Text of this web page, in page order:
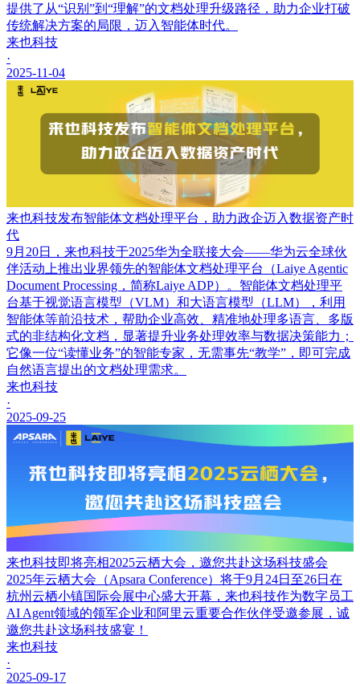
提供了从“识别”到“理解”的文档处理升级路径，助力企业打破
传统解决方案的局限，迈入智能体时代。
来也科技
·
2025-11-04
来也科技发布智能体文档处理平台，助力政企迈入数据资产时
代
9月20日，来也科技于2025华为全联接大会——华为云全球伙
伴活动上推出业界领先的智能体文档处理平台（Laiye Agentic
Document Processing，简称Laiye ADP）。智能体文档处理平
台基于视觉语言模型（VLM）和大语言模型（LLM），利用
智能体等前沿技术，帮助企业高效、精准地处理多语言、多版
式的非结构化文档，显著提升业务处理效率与数据决策能力；
它像一位“读懂业务”的智能专家，无需事先“教学”，即可完成
自然语言提出的文档处理需求。
来也科技
·
2025-09-25
来也科技即将亮相2025云栖大会，邀您共赴这场科技盛会
2025年云栖大会（Apsara Conference）将于9月24日至26日在
杭州云栖小镇国际会展中心盛大开幕，来也科技作为数字员工
AI Agent领域的领军企业和阿里云重要合作伙伴受邀参展，诚
邀您共赴这场科技盛宴！
来也科技
·
2025-09-17